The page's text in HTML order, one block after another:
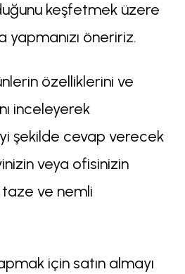
keşfetmek üzere
yapmanızı öneririz.
özelliklerini ve
inceleyerek
şekilde cevap verecek
veya ofisinizin
taze ve nemli
için satın almayı